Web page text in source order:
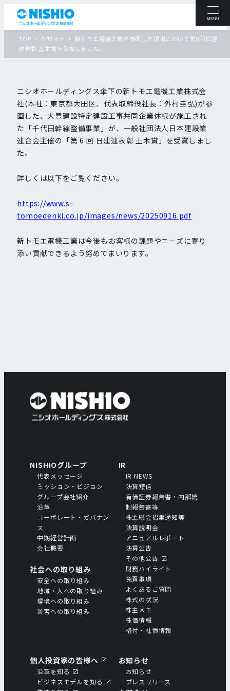
MENU
TOP お知らせ
新トモエ電機工業が参画した現場において第6回日建
連表彰 土木賞を受賞しました。
ニシオホールディングス傘下の新トモエ電機工業株式会
社(本社：東京都大田区、代表取締役社長：外村圭弘)が参
画した、大豊建設特定建設工事共同企業体様が施工され
た「千代田幹線整備事業」が、一般社団法人日本建設業
連合会主催の「第 6 回 日建連表彰 土木賞」を受賞しまし
た。
詳しくは以下をご覧ください。
https://www.s-
tomoedenki.co.jp/images/news/20250916.pdf
新トモエ電機工業は今後もお客様の課題やニーズに寄り
添い貢献できるよう努めてまいります。
NISHIOグループ
代表メッセージ
ミッション・ビジョン
グループ会社紹介
沿革
コーポレート・ガバナン
ス
中期経営計画
会社概要
社会への取り組み
安全への取り組み
地域・人への取り組み
環境への取り組み
災害への取り組み
IR
IR NEWS
決算短信
有価証券報告書・内部統
制報告書等
株主総会招集通知等
決算説明会
アニュアルレポート
決算公告
その他公告
財務ハイライト
免責事項
よくあるご質問
株式の状況
株主メモ
株価情報
格付・社債情報
個人投資家の皆様へ
沿革を知る
ビジネスモデルを知る
お知らせ
お知らせ
プレスリリース